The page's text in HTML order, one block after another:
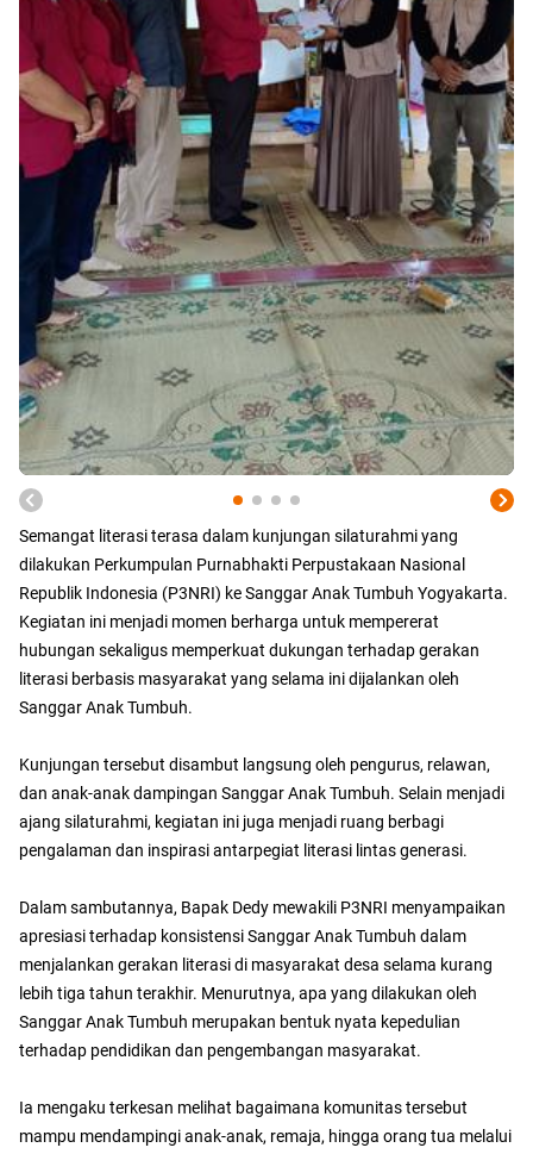
Semangat literasi terasa dalam kunjungan silaturahmi yang
dilakukan Perkumpulan Purnabhakti Perpustakaan Nasional
Republik Indonesia (P3NRI) ke Sanggar Anak Tumbuh Yogyakarta.
Kegiatan ini menjadi momen berharga untuk mempererat
hubungan sekaligus memperkuat dukungan terhadap gerakan
literasi berbasis masyarakat yang selama ini dijalankan oleh
Sanggar Anak Tumbuh.
Kunjungan tersebut disambut langsung oleh pengurus, relawan,
dan anak-anak dampingan Sanggar Anak Tumbuh. Selain menjadi
ajang silaturahmi, kegiatan ini juga menjadi ruang berbagi
pengalaman dan inspirasi antarpegiat literasi lintas generasi.
Dalam sambutannya, Bapak Dedy mewakili P3NRI menyampaikan
apresiasi terhadap konsistensi Sanggar Anak Tumbuh dalam
menjalankan gerakan literasi di masyarakat desa selama kurang
lebih tiga tahun terakhir. Menurutnya, apa yang dilakukan oleh
Sanggar Anak Tumbuh merupakan bentuk nyata kepedulian
terhadap pendidikan dan pengembangan masyarakat.
Ia mengaku terkesan melihat bagaimana komunitas tersebut
mampu mendampingi anak-anak, remaja, hingga orang tua melalui